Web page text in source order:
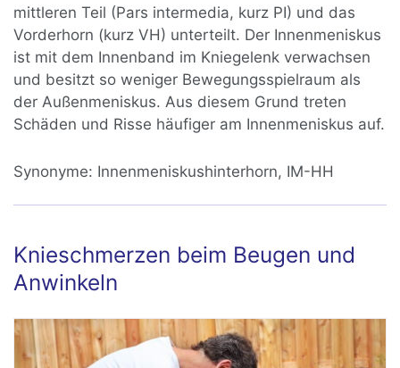
mittleren Teil (Pars intermedia, kurz PI) und das
Vorderhorn (kurz VH) unterteilt. Der Innenmeniskus
ist mit dem Innenband im Kniegelenk verwachsen
und besitzt so weniger Bewegungsspielraum als
der Außenmeniskus. Aus diesem Grund treten
Schäden und Risse häufiger am Innenmeniskus auf.
Synonyme: Innenmeniskushinterhorn, IM-HH
Knieschmerzen beim Beugen und
Anwinkeln